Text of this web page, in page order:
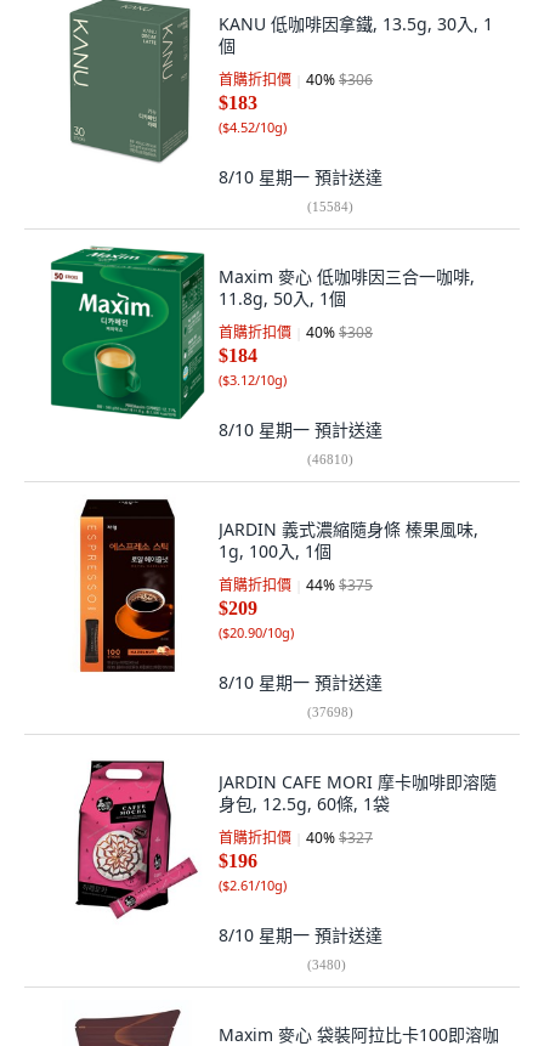
KANU 低咖啡因拿鐵, 13.5g, 30入, 1
個
首購折扣價 40%$306
$183
($4.52/10g)
8/10 星期一 預計送達
(15584)
Maxim 麥心 低咖啡因三合一咖啡,
11.8g, 50入, 1個
首購折扣價 40%$308
$184
($3.12/10g)
8/10 星期一 預計送達
(46810)
JARDIN 義式濃縮隨身條 榛果風味,
1g, 100入, 1個
首購折扣價 44%$375
$209
($20.90/10g)
8/10 星期一 預計送達
(37698)
JARDIN CAFE MORI 摩卡咖啡即溶隨
身包, 12.5g, 60條, 1袋
首購折扣價 40%$327
$196
($2.61/10g)
8/10 星期一 預計送達
(3480)
Maxim 麥心 袋裝阿拉比卡100即溶咖